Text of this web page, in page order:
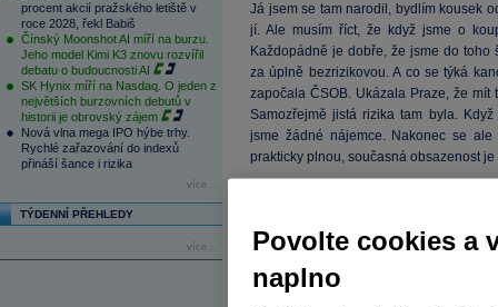
procent akcií pražského letiště v
roce 2028, řekl Babiš
Čínský Moonshot AI míří na burzu.
Jeho model Kimi K3 znovu rozvířil
debatu o budoucnosti AI
SK Hynix míří na Nasdaq. O jeden z
největších burzovních debutů v
historii je obrovský zájem
Nová vlna mega IPO hýbe trhy.
Rychlé zařazování do indexů
přináší šance i rizika
více...
TÝDENNÍ PŘEHLEDY
více...
Já jsem se tam narodil, bydlím kousek
jí. Ale musím říct, že když jsme o
Každopádně je dobře, že jsme do
za úplně bezrizikovou. A co se týká
započala ČSOB. Ukázala Praze, že
Samozřejmě jistá rizika tam byla.
jsme žádné nájemce. Nakonec se
prakticky plnou, současná obsazenost je
v té lokalitě sama sídlí a věří jí.
Povolte cookies a
naplno